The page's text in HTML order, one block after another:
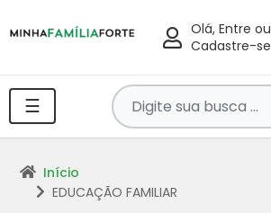
Olá, Entre ou
Cadastre-se
☰
Pesquise
por
produtos
...
Início
EDUCAÇÃO FAMILIAR